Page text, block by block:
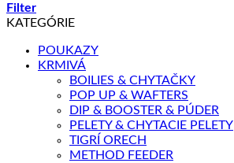
Filter
KATEGÓRIE
POUKAZY
KRMIVÁ
BOILIES & CHYTAČKY
POP UP & WAFTERS
DIP & BOOSTER & PÚDER
PELETY & CHYTACIE PELETY
TIGRÍ ORECH
METHOD FEEDER